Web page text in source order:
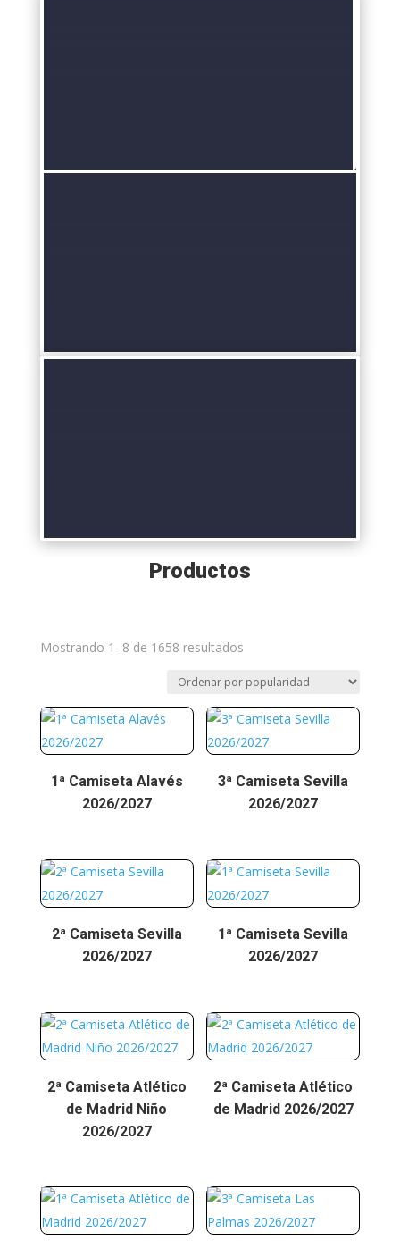
Productos
Mostrando 1–8 de 1658 resultadosOrdenado
puntuación
media
1ª Camiseta Alavés
2026/2027
3ª Camiseta Sevilla
2026/2027
2ª Camiseta Sevilla
2026/2027
1ª Camiseta Sevilla
2026/2027
2ª Camiseta Atlético
de Madrid Niño
2026/2027
2ª Camiseta Atlético
de Madrid 2026/2027